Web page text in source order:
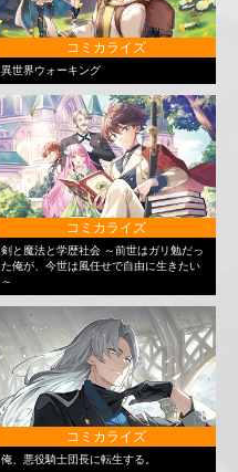
コミカライズ
異世界ウォーキング
コミカライズ
剣と魔法と学歴社会 ～前世はガリ勉だっ
た俺が、今世は風任せで自由に生きたい
～
コミカライズ
俺、悪役騎士団長に転生する。